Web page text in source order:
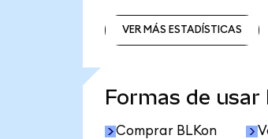
VER MÁS ESTADÍSTICAS
Formas de usar
Comprar BLKon